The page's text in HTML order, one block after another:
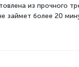
из прочного
займет более 20